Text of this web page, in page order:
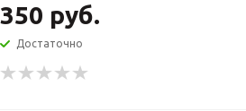
350 руб.
Достаточно